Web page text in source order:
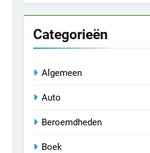
Categorieën
Algemeen
Auto
Beroemdheden
Boek